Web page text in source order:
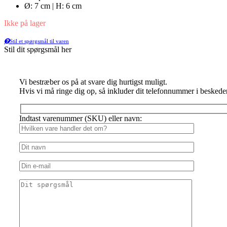
Ø: 7 cm | H: 6 cm
Ikke på lager
Stil et spørgsmål til varen
Stil dit spørgsmål her
Vi bestræber os på at svare dig hurtigst muligt.
Hvis vi må ringe dig op, så inkluder dit telefonnummer i
Indtast varenummer (SKU) eller navn: